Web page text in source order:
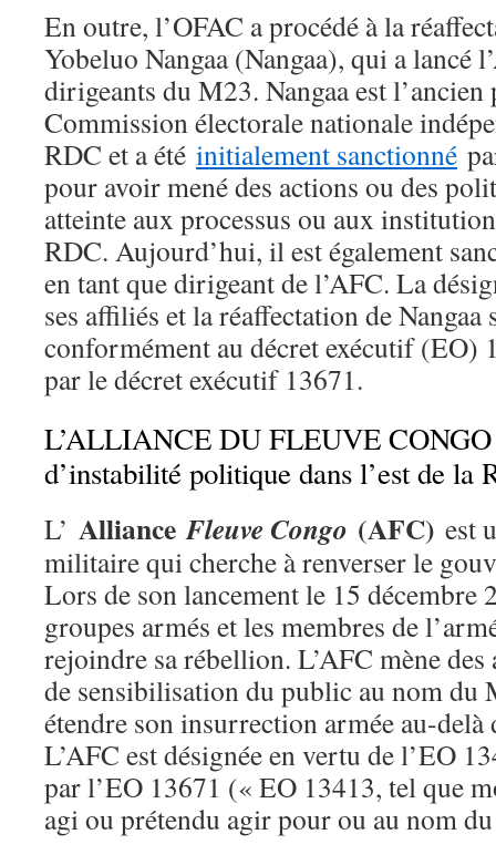
En outre, l’OFAC a procédé à la
Yobeluo Nangaa (Nangaa), qui a lancé
dirigeants du M23. Nangaa est l’ancien
Commission électorale nationale
RDC et a été initialement sanctionné
pour avoir mené des actions ou des
atteinte aux processus ou aux
RDC. Aujourd’hui, il est également
en tant que dirigeant de l’AFC. La
ses affiliés et la réaffectation de Nangaa
conformément au décret exécutif (EO)
par le décret exécutif 13671.
L’ALLIANCE DU FLEUVE
d’instabilité politique dans l’est de la
L’ AllianceFleuve Congo (AFC) est
militaire qui cherche à renverser le
Lors de son lancement le 15 décembre
groupes armés et les membres de
rejoindre sa rébellion. L’AFC mène
de sensibilisation du public au nom du
étendre son insurrection armée au-delà
L’AFC est désignée en vertu de l’EO
par l’EO 13671 (« EO 13413, tel que
agi ou prétendu agir pour ou au nom